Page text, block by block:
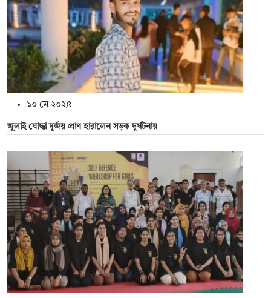
১০ মে ২০২৫
জুলাই যোদ্ধা দূর্জয় প্রাণ হারালেন সড়ক দুর্ঘটনায়